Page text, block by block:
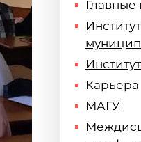
Главные
Карьера
МАГУ